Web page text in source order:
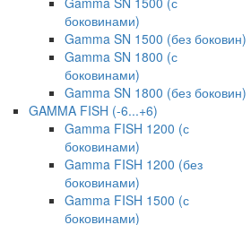
боковинами)
Gamma SN 1500 (без боковин)
Gamma SN 1800 (с
боковинами)
Gamma SN 1800 (без боковин)
GAMMA FISH (-6...+6)
Gamma FISH 1200 (с
боковинами)
Gamma FISH 1200 (без
боковинами)
Gamma FISH 1500 (с
боковинами)